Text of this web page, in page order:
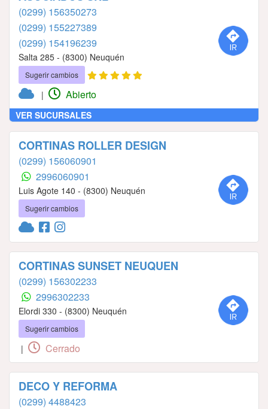
(0299) 156350273
(0299) 155227389
(0299) 154196239
Salta 285 - (8300) Neuquén
Sugerir cambios
| Abierto
VER SUCURSALES
CORTINAS ROLLER DESIGN
(0299) 156060901
2996060901
Luis Agote 140 - (8300) Neuquén
Sugerir cambios
CORTINAS SUNSET NEUQUEN
(0299) 156302233
2996302233
Elordi 330 - (8300) Neuquén
Sugerir cambios
| Cerrado
DECO Y REFORMA
(0299) 4488423